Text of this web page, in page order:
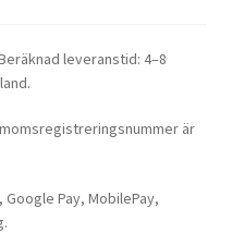
leveranstid: 4–8
är
Google Pay, MobilePay,